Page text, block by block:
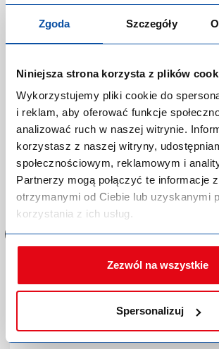
Zgoda Szczegóły
Niniejsza strona korzysta z plików
Wykorzystujemy pliki cookie do
i reklam, aby oferować funkcje
analizować ruch w naszej witrynie.
korzystasz z naszej witryny,
społecznościowym, reklamowym i
Partnerzy mogą połączyć te informacje
otrzymanymi od Ciebie lub uzyskanymi
korzystania z ich usług.
Zezwól na wszystkie
Spersonalizuj
Marka:Modeco Expert
Indeks producenta:
MN-81-155
Zaloguj się lub
aby dokonać
Miara zwijana PRO Milestone nylon